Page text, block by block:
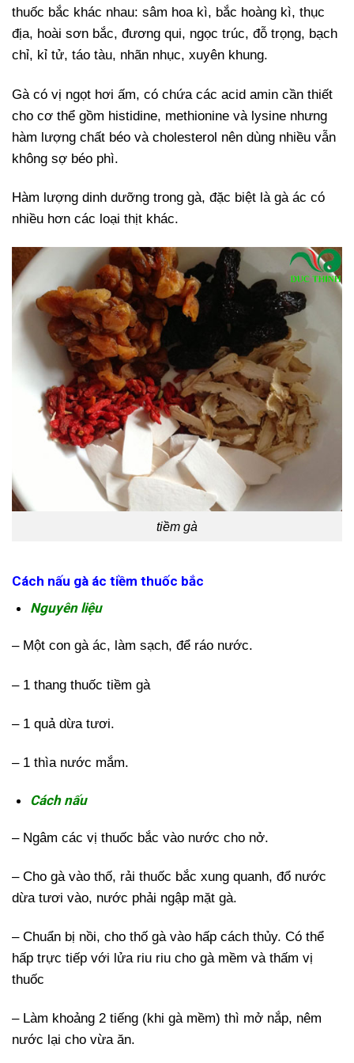
thuốc bắc khác nhau: sâm hoa kì, bắc hoàng kì, thục
địa, hoài sơn bắc, đương qui, ngọc trúc, đỗ trọng, bạch
chỉ, kỉ tử, táo tàu, nhãn nhục, xuyên khung.
Gà có vị ngọt hơi ấm, có chứa các acid amin cần thiết
cho cơ thể gồm histidine, methionine và lysine nhưng
hàm lượng chất béo và cholesterol nên dùng nhiều vẫn
không sợ béo phì.
Hàm lượng dinh dưỡng trong gà, đặc biệt là gà ác có
nhiều hơn các loại thịt khác.
tiềm gà
Cách nấu gà ác tiềm thuốc bắc
Nguyên liệu
– Một con gà ác, làm sạch, để ráo nước.
– 1 thang thuốc tiềm gà
– 1 quả dừa tươi.
– 1 thìa nước mắm.
Cách nấu
– Ngâm các vị thuốc bắc vào nước cho nở.
– Cho gà vào thố, rải thuốc bắc xung quanh, đổ nước
dừa tươi vào, nước phải ngập mặt gà.
– Chuẩn bị nồi, cho thố gà vào hấp cách thủy. Có thể
hấp trực tiếp với lửa riu riu cho gà mềm và thấm vị
thuốc
– Làm khoảng 2 tiếng (khi gà mềm) thì mở nắp, nêm
nước lại cho vừa ăn.